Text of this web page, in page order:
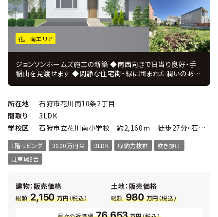
花川南エリア
ジョンソンホームズ施工の新築 ◆南西向きで日当り良好・手
稲山を見渡せます ◆閑静な住宅街・緑に囲まれた潤いのある
Ｗ麻生駅・宮の沢駅にアクセス可能 ※上記の駅までバス乗換
不要です ◆注文住宅を4000棟以上手がけた「ジョンソンホー
ムズ」の新築戸建プラン ＪＵＳＴ ＰＲＩＣＥ ◆注文住宅を手
掛けてきたコーディネーターがインテリアを監修 ◆設計・施
工・販売・アフターまで自社一貫体制、 住んでからのアフター
フォローも充実！ ■物件概要 ・ 3ＬＤＫ 延べ床面積107.7
㎡ ・ 敷地面積218.20㎡ ・ 幅員：南西側9.09m公道 ・ 高
断熱のトリプルサッシ ・ カーテン＆照明付 ・ 主寝室にはウ
所在地
石狩市花川南10条2丁目
間取り
3LDK
学校区
石狩市立花川南小学校 約2,160ｍ 徒歩27分・石狩市立花川南中学校 約980ｍ徒歩13分
1階リビング 3000万円台 3LDK 収納力抜群
吹き抜け
駐車場3台
建物：販売価格
総額 2,150 万円（税込）
土地：販売価格
総額 980 万円（税込）